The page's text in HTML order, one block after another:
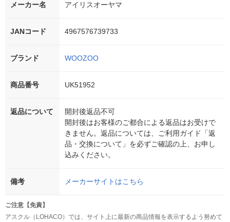
メーカー名 アイリスオーヤマ
JANコード 4967576739733
ブランド WOOZOO
商品番号 UK51952
返品について
開封後返品不可
開封後はお客様のご都合による返品はお受けで
きません。返品については、ご利用ガイド「返
品・交換について」を必ずご確認の上、お申し
込みください。
備考 メーカーサイトはこちら
ご注意【免責】
アスクル（LOHACO）では、サイト上に最新の商品情報を表示するよう努めて